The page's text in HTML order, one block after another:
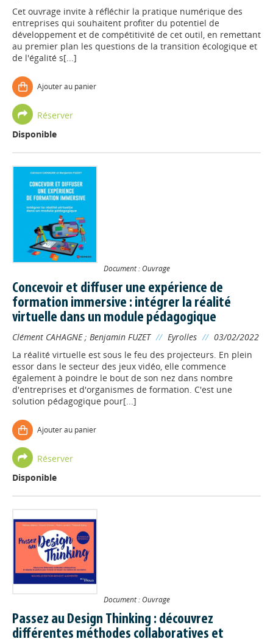
Cet ouvrage invite à réfléchir la pratique numérique des
entreprises qui souhaitent profiter du potentiel de
développement et de compétitivité de cet outil, en remettant
au premier plan les questions de la transition écologique et
de l'égalité s[...]
Ajouter au panier
Réserver
Disponible
Document : Ouvrage
Concevoir et diffuser une expérience de
formation immersive : intégrer la réalité
virtuelle dans un module pédagogique
Clément CAHAGNE; Benjamin FUZET // Eyrolles // 03/02/2022
La réalité virtuelle est sous le feu des projecteurs. En plein
essor dans le secteur des jeux vidéo, elle commence
également à poindre le bout de son nez dans nombre
d'entreprises et d'organismes de formation. C'est une
solution pédagogique pour[...]
Ajouter au panier
Réserver
Disponible
Document : Ouvrage
Passez au Design Thinking : découvrez
différentes méthodes collaboratives et